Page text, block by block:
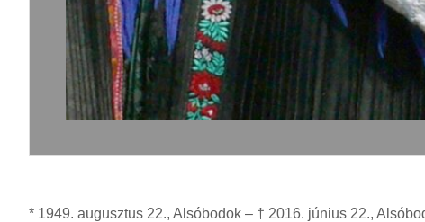
* 1949. augusztus 22., Alsóbodok – † 2016. június 22.,